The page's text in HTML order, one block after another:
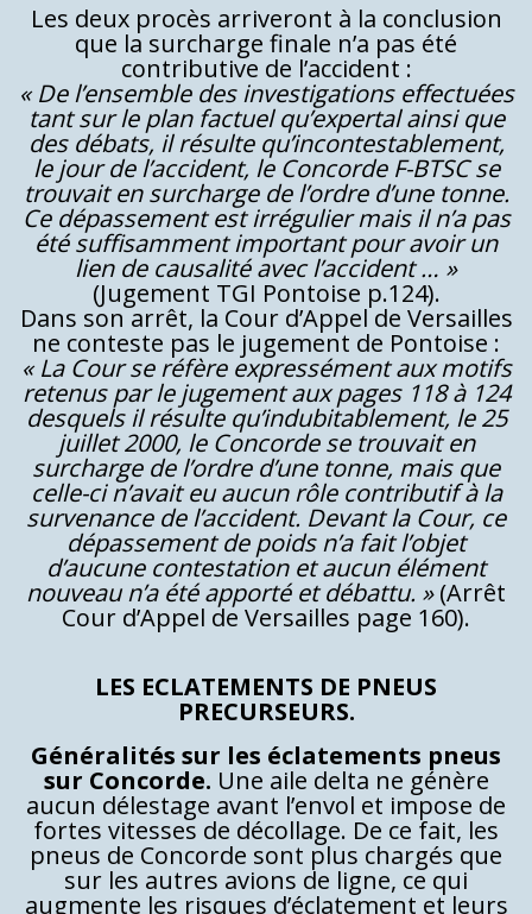
Les deux procès arriveront à la conclusion
que la surcharge finale n’a pas été
contributive de l’accident :
« De l’ensemble des investigations effectuées
tant sur le plan factuel qu’expertal ainsi que
des débats, il résulte qu’incontestablement,
le jour de l’accident, le Concorde F-BTSC se
trouvait en surcharge de l’ordre d’une tonne.
Ce dépassement est irrégulier mais il n’a pas
été suffisamment important pour avoir un
lien de causalité avec l’accident … »
(Jugement TGI Pontoise p.124).
Dans son arrêt, la Cour d’Appel de Versailles
ne conteste pas le jugement de Pontoise :
« La Cour se réfère expressément aux motifs
retenus par le jugement aux pages 118 à 124
desquels il résulte qu’indubitablement, le 25
juillet 2000, le Concorde se trouvait en
surcharge de l’ordre d’une tonne, mais que
celle-ci n’avait eu aucun rôle contributif à la
survenance de l’accident. Devant la Cour, ce
dépassement de poids n’a fait l’objet
d’aucune contestation et aucun élément
nouveau n’a été apporté et débattu. »(Arrêt
Cour d’Appel de Versailles page 160).
LES ECLATEMENTS DE PNEUS
PRECURSEURS.
Généralités sur les éclatements pneus
sur Concorde. Une aile delta ne génère
aucun délestage avant l’envol et impose de
fortes vitesses de décollage. De ce fait, les
pneus de Concorde sont plus chargés que
sur les autres avions de ligne, ce qui
augmente les risques d’éclatement et leurs